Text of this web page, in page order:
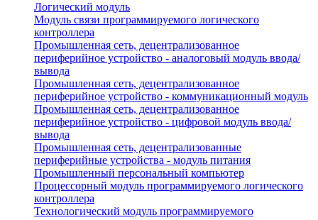
Логический модуль
Модуль связи программируемого логического
контроллера
Промышленная сеть, децентрализованное
периферийное устройство - аналоговый модуль ввода/
вывода
Промышленная сеть, децентрализованное
периферийное устройство - коммуникационный модуль
Промышленная сеть, децентрализованное
периферийное устройство - цифровой модуль ввода/
вывода
Промышленная сеть, децентрализованные
периферийные устройства - модуль питания
Промышленный персональный компьютер
Процессорный модуль программируемого логического
контроллера
Технологический модуль программируемого